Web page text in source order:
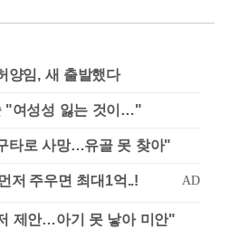
양임, 새 출발했다
"여성성 잃는 것이…"
타로 사망…유골 못 찾아"
제안…아기 못 낳아 미안"